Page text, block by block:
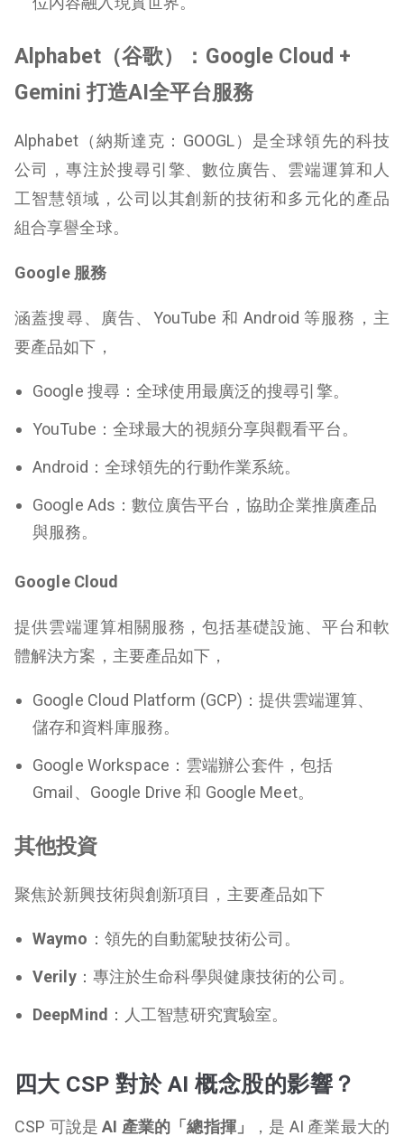
Alphabet（谷歌）：Google Cloud +
Gemini 打造AI全平台服務
Alphabet（納斯達克：GOOGL）是全球領先的科技
公司，專注於搜尋引擎、數位廣告、雲端運算和人
工智慧領域，公司以其創新的技術和多元化的產品
組合享譽全球。
Google 服務
涵蓋搜尋、廣告、YouTube 和 Android 等服務，主
要產品如下，
Google 搜尋 ：全球使用最廣泛的搜尋引擎。
YouTube ：全球最大的視頻分享與觀看平台。
Android ：全球領先的行動作業系統。
Google Ads ：數位廣告平台，協助企業推廣產品
與服務。
Google Cloud
提供雲端運算相關服務，包括基礎設施、平台和軟
體解決方案，主要產品如下，
Google Cloud Platform (GCP) ：提供雲端運算、
儲存和資料庫服務。
Google Workspace ：雲端辦公套件，包括
Gmail、Google Drive 和 Google Meet。
其他投資
聚焦於新興技術與創新項目，主要產品如下
Waymo ：領先的自動駕駛技術公司。
Verily：專注於生命科學與健康技術的公司。
DeepMind ：人工智慧研究實驗室。
四大 CSP 對於 AI 概念股的影響？
CSP 可說是AI 產業的「總指揮」
，是 AI 產業最大的